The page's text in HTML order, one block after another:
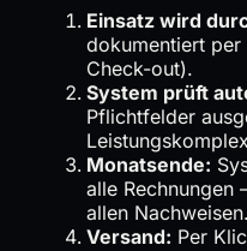
Einsatz wird
dokumentiert
Check-out).
System prüft
Pflichtfelder
Monatsende:
alle Rechnungen
allen Nachweisen.
Versand: Per